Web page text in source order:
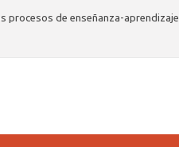
procesos de enseñanza-aprendizaje